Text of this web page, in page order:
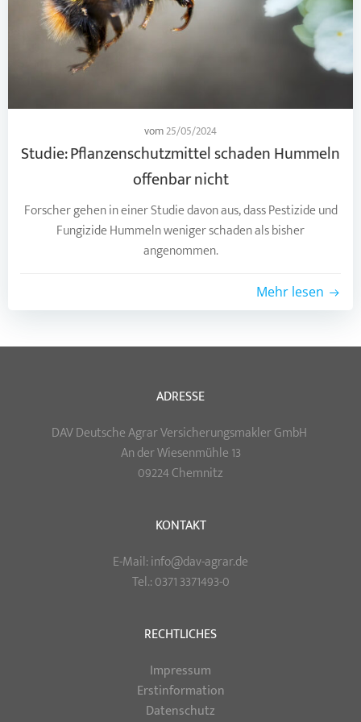
vom25/05/2024
Studie: Pflanzenschutzmittel schaden Hummeln
offenbar nicht
Forscher gehen in einer Studie davon aus, dass Pestizide und
Fungizide Hummeln weniger schaden als bisher
angenommen.
Mehr lesen
ADRESSE
DAV Deutsche Agrar Versicherungsmakler GmbH
An der Wiesenmühle 13
09224 Chemnitz
KONTAKT
E-Mail: info@dav-agrar.de
Tel.: 0371 3371493-0
RECHTLICHES
Impressum
Erstinformation
Datenschutz